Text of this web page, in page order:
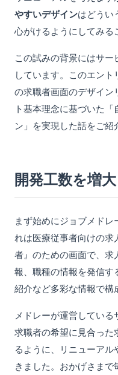
やすいデザインはどうい
心がけるようにしてみる
この試みの背景にはサー
しています。このエン
の求職者画面のデザイン
ト基本理念に基づいた
ン」を実現した話をご紹
開発工数を増
まず始めにジョブメド
れは医療従事者向けの
者』のための画面で、
報、職種の情報を発信す
紹介など多彩な情報で構
メドレーが運営している
求職者の希望に見合った
るように、リニューア
きました。おかげさま